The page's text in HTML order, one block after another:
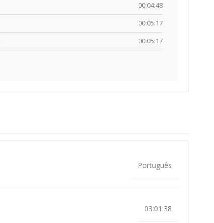
00:04:48
00:05:17
00:05:17
Português
03:01:38